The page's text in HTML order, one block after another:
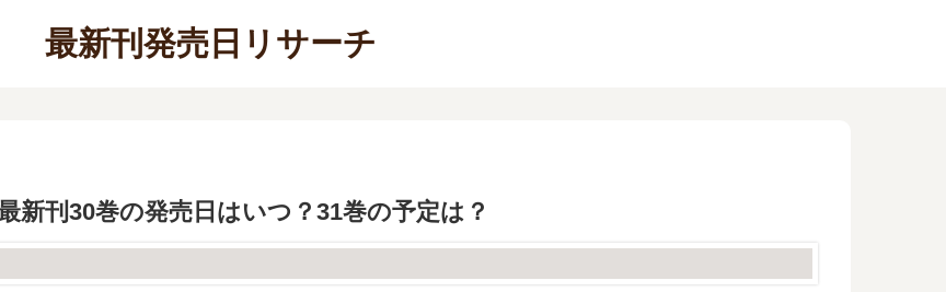
最新刊発売日リサーチ
新刊30巻の発売日はいつ？31巻の予定は？